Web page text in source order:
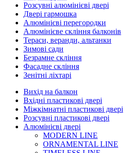
Розсувні алюмінієві двері
Двері гармошка
Алюмінієві перегородки
Алюмінієве скління балконів
Тераси, веранди, альтанки
Зимові сади
Безрамне скління
Фасадне скління
Зенітні ліхтарі
Вихід на балкон
Вхідні пластикові двері
Міжкімнатні пластикові двері
Розсувні пластикові двері
Алюмінієві двері
MODERN LINE
ORNAMENTAL LINE